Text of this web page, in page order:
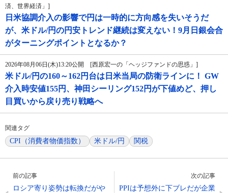
済、世界経済」]
日米協調介入の影響で円は一時的に方向感を失いそうだ
が、米ドル/円の円安トレンド継続は変えない！9月日銀会合
がターニングポイントとなるか？
2026年08月06日(木)13:20公開 [西原宏一の「ヘッジファンドの思惑」]
米ドル/円の160～162円台は日米当局の防衛ラインに！ GW
介入時安値155円、神田シーリング152円が下値めど、押し
目買いから戻り売り戦略へ
関連タグ
CPI（消費者物価指数） 米ドル/円 関税
前の記事
ロシア寄り姿勢は転換だがや
次の記事
PPIは予想外に下ブレだが企業